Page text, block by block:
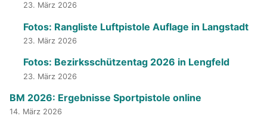
23. März 2026
Fotos: Rangliste Luftpistole Auflage in Langstadt
23. März 2026
Fotos: Bezirksschützentag 2026 in Lengfeld
23. März 2026
BM 2026: Ergebnisse Sportpistole online
14. März 2026